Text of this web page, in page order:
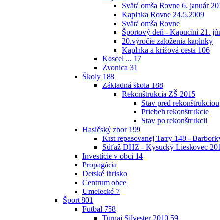
Svätá omša Rovne 6. január
Kaplnka Rovne 24.5.2009
Svätá omša Rovne
Športový deň - Kapucíni 21.
20.výročie založenia kaplnky
Kaplnka a krížová cesta 106
Koscel ... 17
Zvonica 31
Školy 188
Základná škola 188
Rekonštrukcia ZŠ 2015
Stav pred rekonštrukciou
Priebeh rekonštrukcie
Stav po rekonštrukcii
Hasičský zbor 199
Krst repasovanej Tatry 148 -
Súťaž DHZ - Kysucký Lieskovec
Investície v obci 14
Propagácia
Detské ihrisko
Centrum obce
Umelecké 7
Šport 801
Futbal 758
Turnaj Silvester 2010 59